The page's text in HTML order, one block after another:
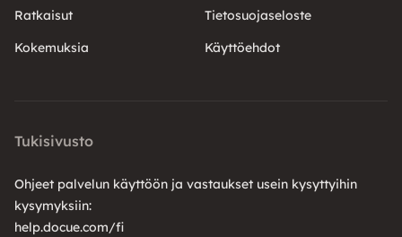
Ratkaisut
Kokemuksia
Tietosuojaseloste
Käyttöehdot
Tukisivusto
Ohjeet palvelun käyttöön ja vastaukset usein kysyttyihin
kysymyksiin:
help.docue.com/fi